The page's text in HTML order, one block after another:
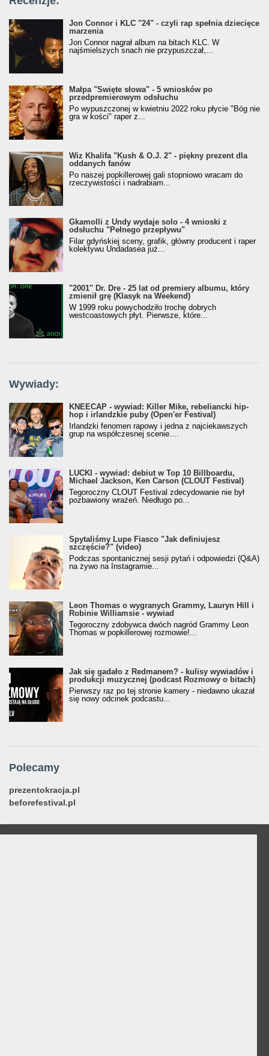
Jon Connor i KLC "24" - czyli rap spełnia dziecięce
marzenia
Jon Connor nagrał album na bitach KLC. W
najśmielszych snach nie przypuszczał,...
Małpa "Święte słowa" - 5 wniosków po
przedpremierowym odsłuchu
Po wypuszczonej w kwietniu 2022 roku płycie "Bóg nie
gra w kości" raper z...
Wiz Khalifa "Kush & O.J. 2" - piękny prezent dla
oddanych fanów
Po naszej popkillerowej gali stopniowo wracam do
rzeczywistości i nadrabiam...
Gkamolli z Undy wydaje solo - 4 wnioski z
odsłuchu "Pełnego przepływu"
Filar gdyńskiej sceny, grafik, główny producent i raper
kolektywu Undadasea już...
"2001" Dr. Dre - 25 lat od premiery albumu, który
zmienił grę (Klasyk na Weekend)
W 1999 roku powychodziło trochę dobrych
westcoastowych płyt. Pierwsze, które...
Wywiady:
KNEECAP - wywiad: Killer Mike, rebeliancki hip-
hop i irlandzkie puby (Open'er Festival)
Irlandzki fenomen rapowy i jedna z najciekawszych
grup na współczesnej scenie....
LUCKI - wywiad: debiut w Top 10 Billboardu,
Michael Jackson, Ken Carson (CLOUT Festival)
Tegoroczny CLOUT Festival zdecydowanie nie był
pozbawiony wrażeń. Niedługo po...
Spytaliśmy Lupe Fiasco "Jak definiujesz
szczęście?" (video)
Podczas spontanicznej sesji pytań i odpowiedzi (Q&A)
na żywo na Instagramie...
Leon Thomas o wygranych Grammy, Lauryn Hill i
Robinie Williamsie - wywiad
Tegoroczny zdobywca dwóch nagród Grammy Leon
Thomas w popkillerowej rozmowie!...
Jak się gadało z Redmanem? - kulisy wywiadów i
produkcji muzycznej (podcast Rozmowy o bitach)
Pierwszy raz po tej stronie kamery - niedawno ukazał
się nowy odcinek podcastu...
Polecamy
prezentokracja.pl
beforefestival.pl